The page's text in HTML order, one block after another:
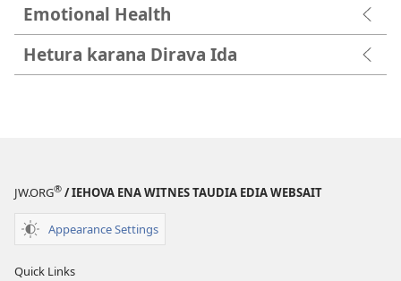
Emotional Health
Hetura karana Dirava Ida
JW.ORG® / IEHOVA ENA WITNES TAUDIA EDIA WEBSAIT
Appearance Settings
Quick Links